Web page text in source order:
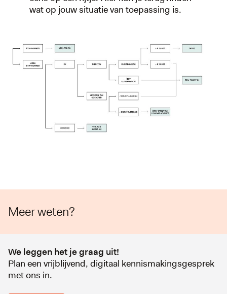
wat op jouw situatie van toepassing is.
Meer weten?
We leggen het je graag uit!
Plan een vrijblijvend, digitaal kennismakingsgesprek
met ons in.